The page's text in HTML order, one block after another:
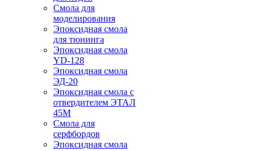
Смола для
моделирования
Эпоксидная смола
для тюнинга
Эпоксидная смола
YD-128
Эпоксидная смола
ЭД-20
Эпоксидная смола с
отвердителем ЭТАЛ
45М
Смола для
серфбордов
Эпоксидная смола